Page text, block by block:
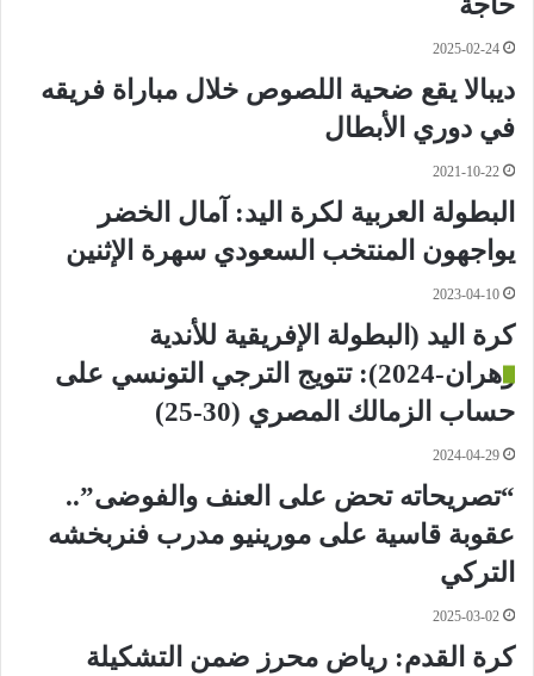
2025-02-24
ديبالا يقع ضحية اللصوص خلال مباراة فريقه
في دوري الأبطال
2021-10-22
البطولة العربية لكرة اليد: آمال الخضر
يواجهون المنتخب السعودي سهرة الإثنين
2023-04-10
كرة اليد (البطولة الإفريقية للأندية
وهران-2024): تتويج الترجي التونسي على
حساب الزمالك المصري (30-25)
2024-04-29
“تصريحاته تحض على العنف والفوضى”..
عقوبة قاسية على مورينيو مدرب فنربخشه
التركي
2025-03-02
كرة القدم: رياض محرز ضمن التشكيلة